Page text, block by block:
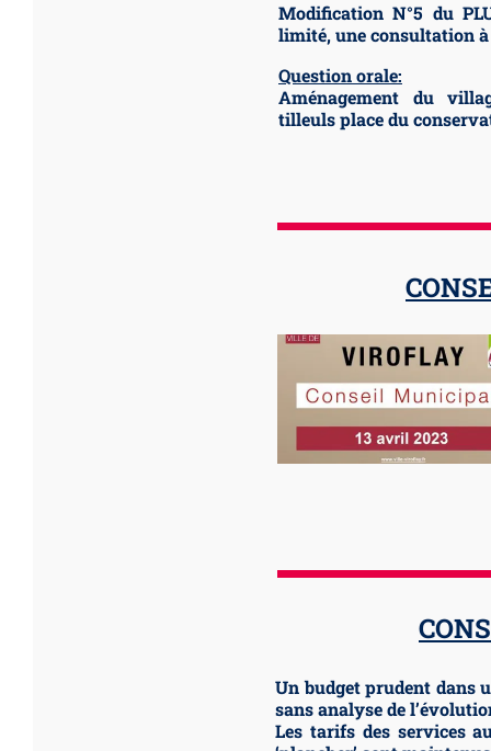
Modification N°5 du
limité, une consultation
Question orale:
Aménagement du
tilleuls place du
Un budget prudent dans
sans analyse de
Les tarifs des services